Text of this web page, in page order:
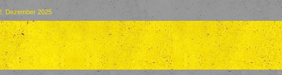
Dezember 2025